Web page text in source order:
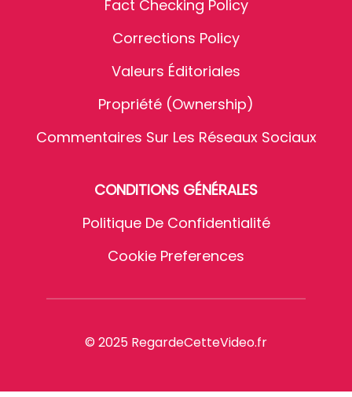
Fact Checking Policy
Corrections Policy
Valeurs Éditoriales
Propriété (Ownership)
Commentaires Sur Les Réseaux Sociaux
CONDITIONS GÉNÉRALES
Politique De Confidentialité
Cookie Preferences
© 2025 RegardeCetteVideo.fr